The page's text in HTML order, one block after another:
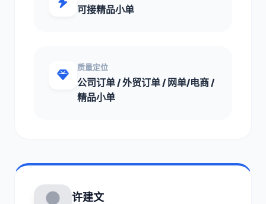
可接精品小单
质量定位
公司订单 / 外贸订单 / 网单/电商 /
精品小单
许建文